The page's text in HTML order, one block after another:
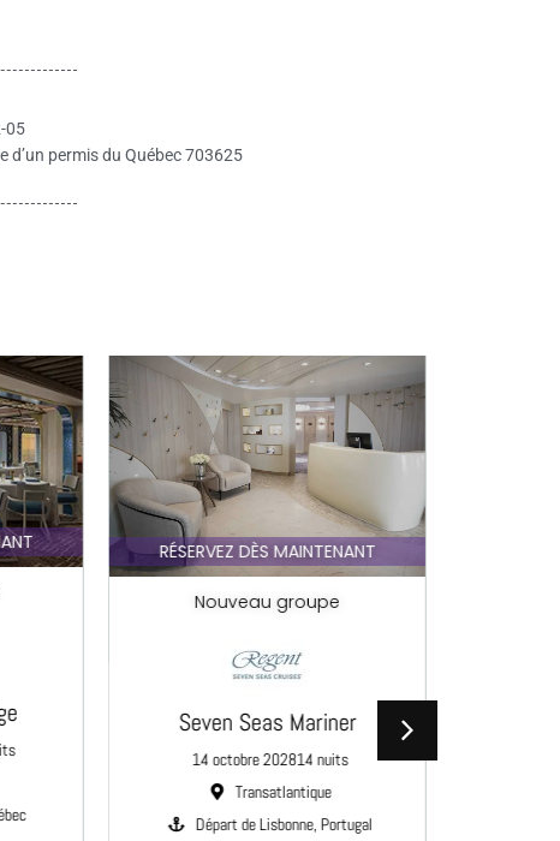
05
permis du Québec 703625
RÉSERVEZ DÈS MAINTENANT
Nouveau groupe
Seven Seas Mariner
14 octobre 202814 nuits
Transatlantique
Départ de Lisbonne, Portugal